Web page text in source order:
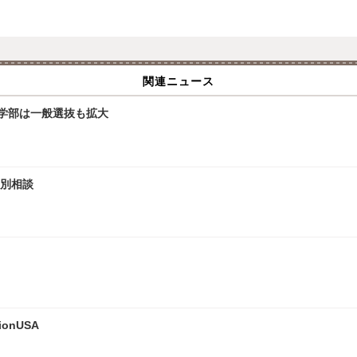
関連ニュース
部は一般選抜も拡大
相談